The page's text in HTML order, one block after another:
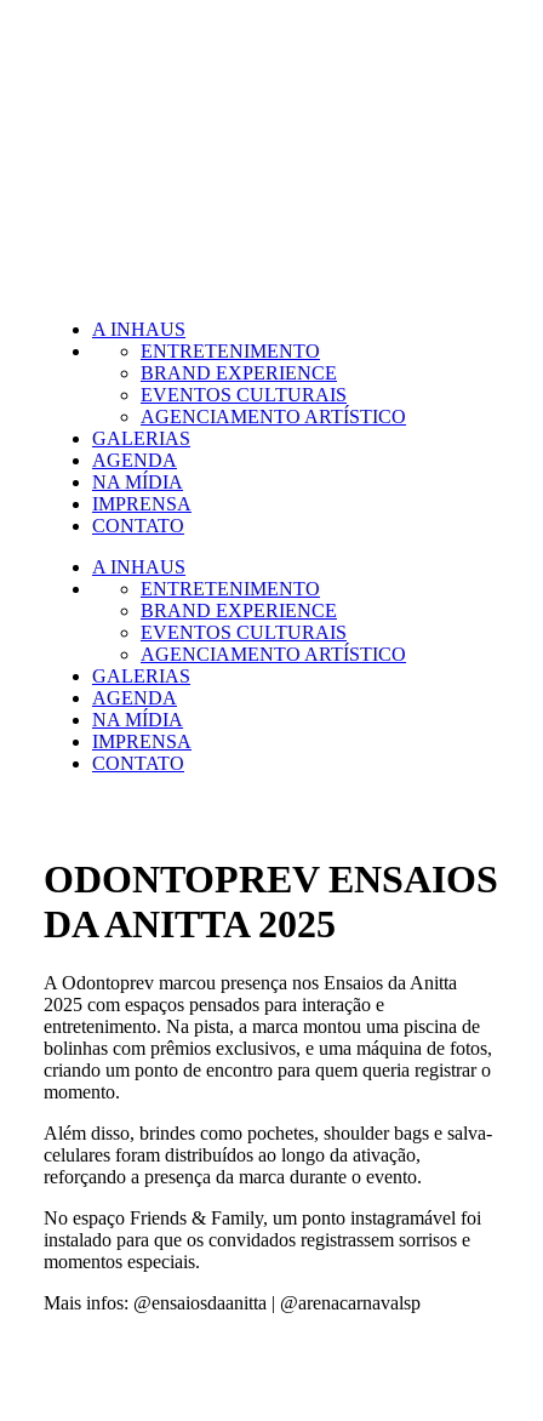
A INHAUS
ENTRETENIMENTO
BRAND EXPERIENCE
EVENTOS CULTURAIS
AGENCIAMENTO ARTÍSTICO
GALERIAS
AGENDA
NA MÍDIA
IMPRENSA
CONTATO
A INHAUS
ENTRETENIMENTO
BRAND EXPERIENCE
EVENTOS CULTURAIS
AGENCIAMENTO ARTÍSTICO
GALERIAS
AGENDA
NA MÍDIA
IMPRENSA
CONTATO
ODONTOPREV ENSAIOS
DA ANITTA 2025
A Odontoprev marcou presença nos Ensaios da Anitta
2025 com espaços pensados para interação e
entretenimento. Na pista, a marca montou uma piscina de
bolinhas com prêmios exclusivos, e uma máquina de fotos,
criando um ponto de encontro para quem queria registrar o
momento.
Além disso, brindes como pochetes, shoulder bags e salva-
celulares foram distribuídos ao longo da ativação,
reforçando a presença da marca durante o evento.
No espaço Friends & Family, um ponto instagramável foi
instalado para que os convidados registrassem sorrisos e
momentos especiais.
Mais infos: @ensaiosdaanitta | @arenacarnavalsp